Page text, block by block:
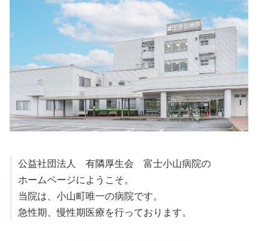
公益社団法人 有隣厚生会 富士小山病院の
ホームページにようこそ。
当院は、小山町唯一の病院です。
急性期、慢性期医療を行っております。